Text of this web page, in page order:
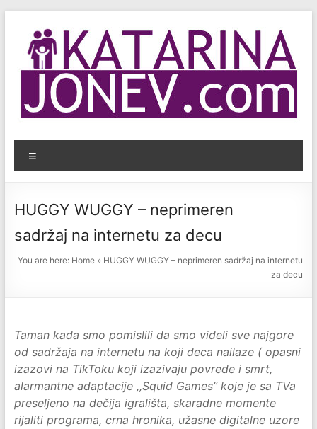
content
KatarinaJonev.com
Bezbednost
na
HUGGY WUGGY – neprimeren
sadržaj na internetu za decu
You are here: Home » HUGGY WUGGY – neprimeren sadržaj na internetu
za decu
Taman kada smo pomislili da smo videli sve najgore
od sadržaja na internetu na koji deca nailaze ( opasni
izazovi na TikToku koji izazivaju povrede i smrt,
alarmantne adaptacije ,,Squid Games” koje je sa TVa
preseljeno na dečija igrališta, skaradne momente
rijaliti programa, crna hronika, užasne digitalne uzore